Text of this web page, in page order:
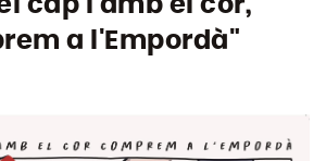
a l'Empordà"